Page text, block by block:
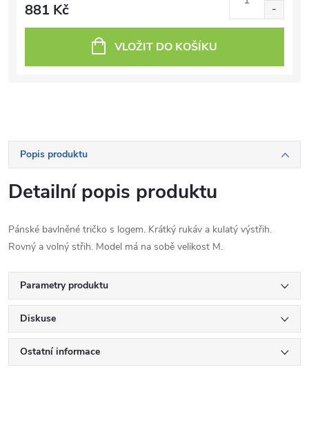
881 Kč
VLOŽIT DO KOŠÍKU
Popis produktu
Detailní popis produktu
Pánské bavlněné tričko s logem. Krátký rukáv a kulatý výstřih.
Rovný a volný střih. Model má na sobě velikost M.
Parametry produktu
Diskuse
Ostatní informace